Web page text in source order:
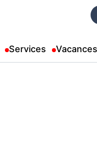
Services Vacances